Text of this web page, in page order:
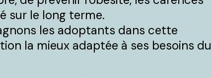
sur le long terme.
les adoptants dans cette
la mieux adaptée à ses besoins du